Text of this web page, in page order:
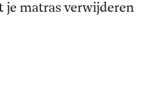
je matras verwijderen